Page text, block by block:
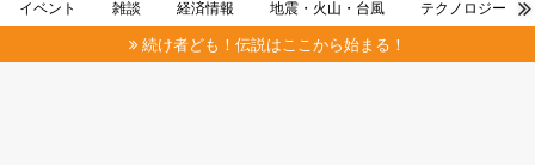
イベント 雑談 経済情報 地震・火山・台風 テクノロジー
続け者ども！伝説はここから始まる！